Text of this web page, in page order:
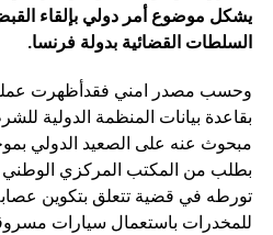
يشكل موضوع أمر دولي بإلقاء
السلطات القضائية بدولة فرنسا.
وحسب مصدر امني فقدأظهرت عملية
بقاعدة بيانات المنظمة الدولية
مبحوث عنه على الصعيد الدولي
بطلب من المكتب المركزي الوطني
تورطه في قضية تتعلق بتكوين
للمخدرات باستعمال سيارات